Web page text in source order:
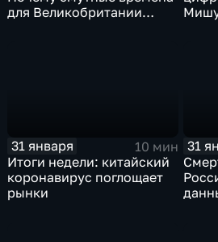
для Великобритании
31 января
10 мин
Итоги недели: китайский
коронавирус поглощает
рынки
31